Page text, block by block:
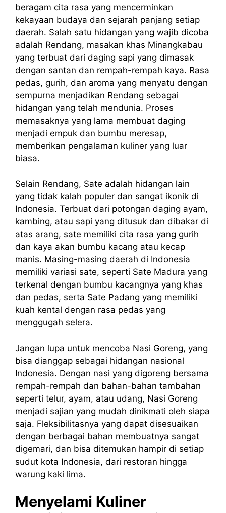
beragam cita rasa yang mencerminkan
kekayaan budaya dan sejarah panjang setiap
daerah. Salah satu hidangan yang wajib dicoba
adalah Rendang, masakan khas Minangkabau
yang terbuat dari daging sapi yang dimasak
dengan santan dan rempah-rempah kaya. Rasa
pedas, gurih, dan aroma yang menyatu dengan
sempurna menjadikan Rendang sebagai
hidangan yang telah mendunia. Proses
memasaknya yang lama membuat daging
menjadi empuk dan bumbu meresap,
memberikan pengalaman kuliner yang luar
biasa.
Selain Rendang, Sate adalah hidangan lain
yang tidak kalah populer dan sangat ikonik di
Indonesia. Terbuat dari potongan daging ayam,
kambing, atau sapi yang ditusuk dan dibakar di
atas arang, sate memiliki cita rasa yang gurih
dan kaya akan bumbu kacang atau kecap
manis. Masing-masing daerah di Indonesia
memiliki variasi sate, seperti Sate Madura yang
terkenal dengan bumbu kacangnya yang khas
dan pedas, serta Sate Padang yang memiliki
kuah kental dengan rasa pedas yang
menggugah selera.
Jangan lupa untuk mencoba Nasi Goreng, yang
bisa dianggap sebagai hidangan nasional
Indonesia. Dengan nasi yang digoreng bersama
rempah-rempah dan bahan-bahan tambahan
seperti telur, ayam, atau udang, Nasi Goreng
menjadi sajian yang mudah dinikmati oleh siapa
saja. Fleksibilitasnya yang dapat disesuaikan
dengan berbagai bahan membuatnya sangat
digemari, dan bisa ditemukan hampir di setiap
sudut kota Indonesia, dari restoran hingga
warung kaki lima.
Menyelami Kuliner